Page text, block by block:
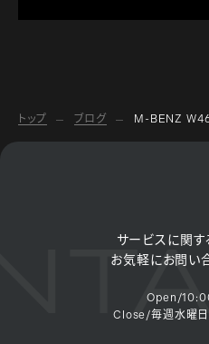
トップ ブログ M-BENZ
サービスに関す
お気軽にお問い
Open/
Close/毎週水曜日